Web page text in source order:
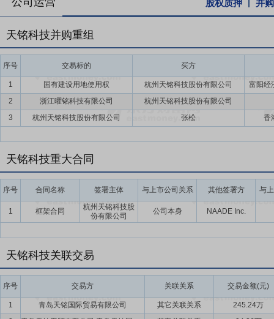
股权质押 并
天铭科技并购重组
序号 交易标的 买方
1 国有建设用地使用权 杭州天铭科技股份有限公司
富阳经
2
浙江曜铭科技有限公司
杭州天铭科技股份有限公司
3
杭州天铭科技股份有限公司 张松 香
天铭科技重大合同
序号 合同名称 签署主体 与上市公司关系 其他签署方 与
1 框架合同
杭州天铭科技股
份有限公司
公司本身 NAADE Inc.
天铭科技关联交易
序号 交易方 关联关系 交易金额(元)
1 青岛天铭国际贸易有限公司 其它关联关系
245.24万